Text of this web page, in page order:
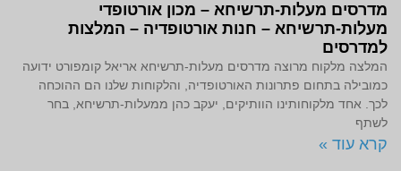
מדרסים מעלות-תרשיחא – מכון אורטופדי
מעלות-תרשיחא – חנות אורטופדיה – המלצות
למדרסים
המלצה מלקוח מרוצה מדרסים מעלות-תרשיחא אריאל קומפורט ידועה
כמובילה בתחום פתרונות האורטופדיה, והלקוחות שלנו הם ההוכחה
לכך. אחד מלקוחותינו הוותיקים, יעקב כהן ממעלות-תרשיחא, בחר
לשתף
קרא עוד »